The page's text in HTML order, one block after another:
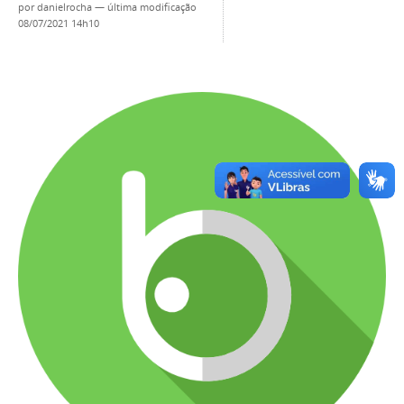
pordanielrocha — última modificação
08/07/2021 14h10